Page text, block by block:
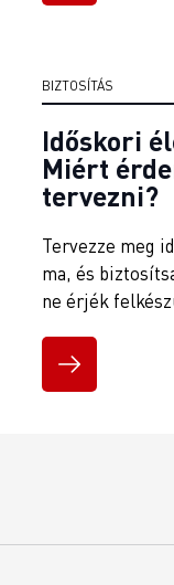
BIZTOSÍTÁS
Időskori
Miért
tervezni?
Tervezze meg
ma, és
ne érjék